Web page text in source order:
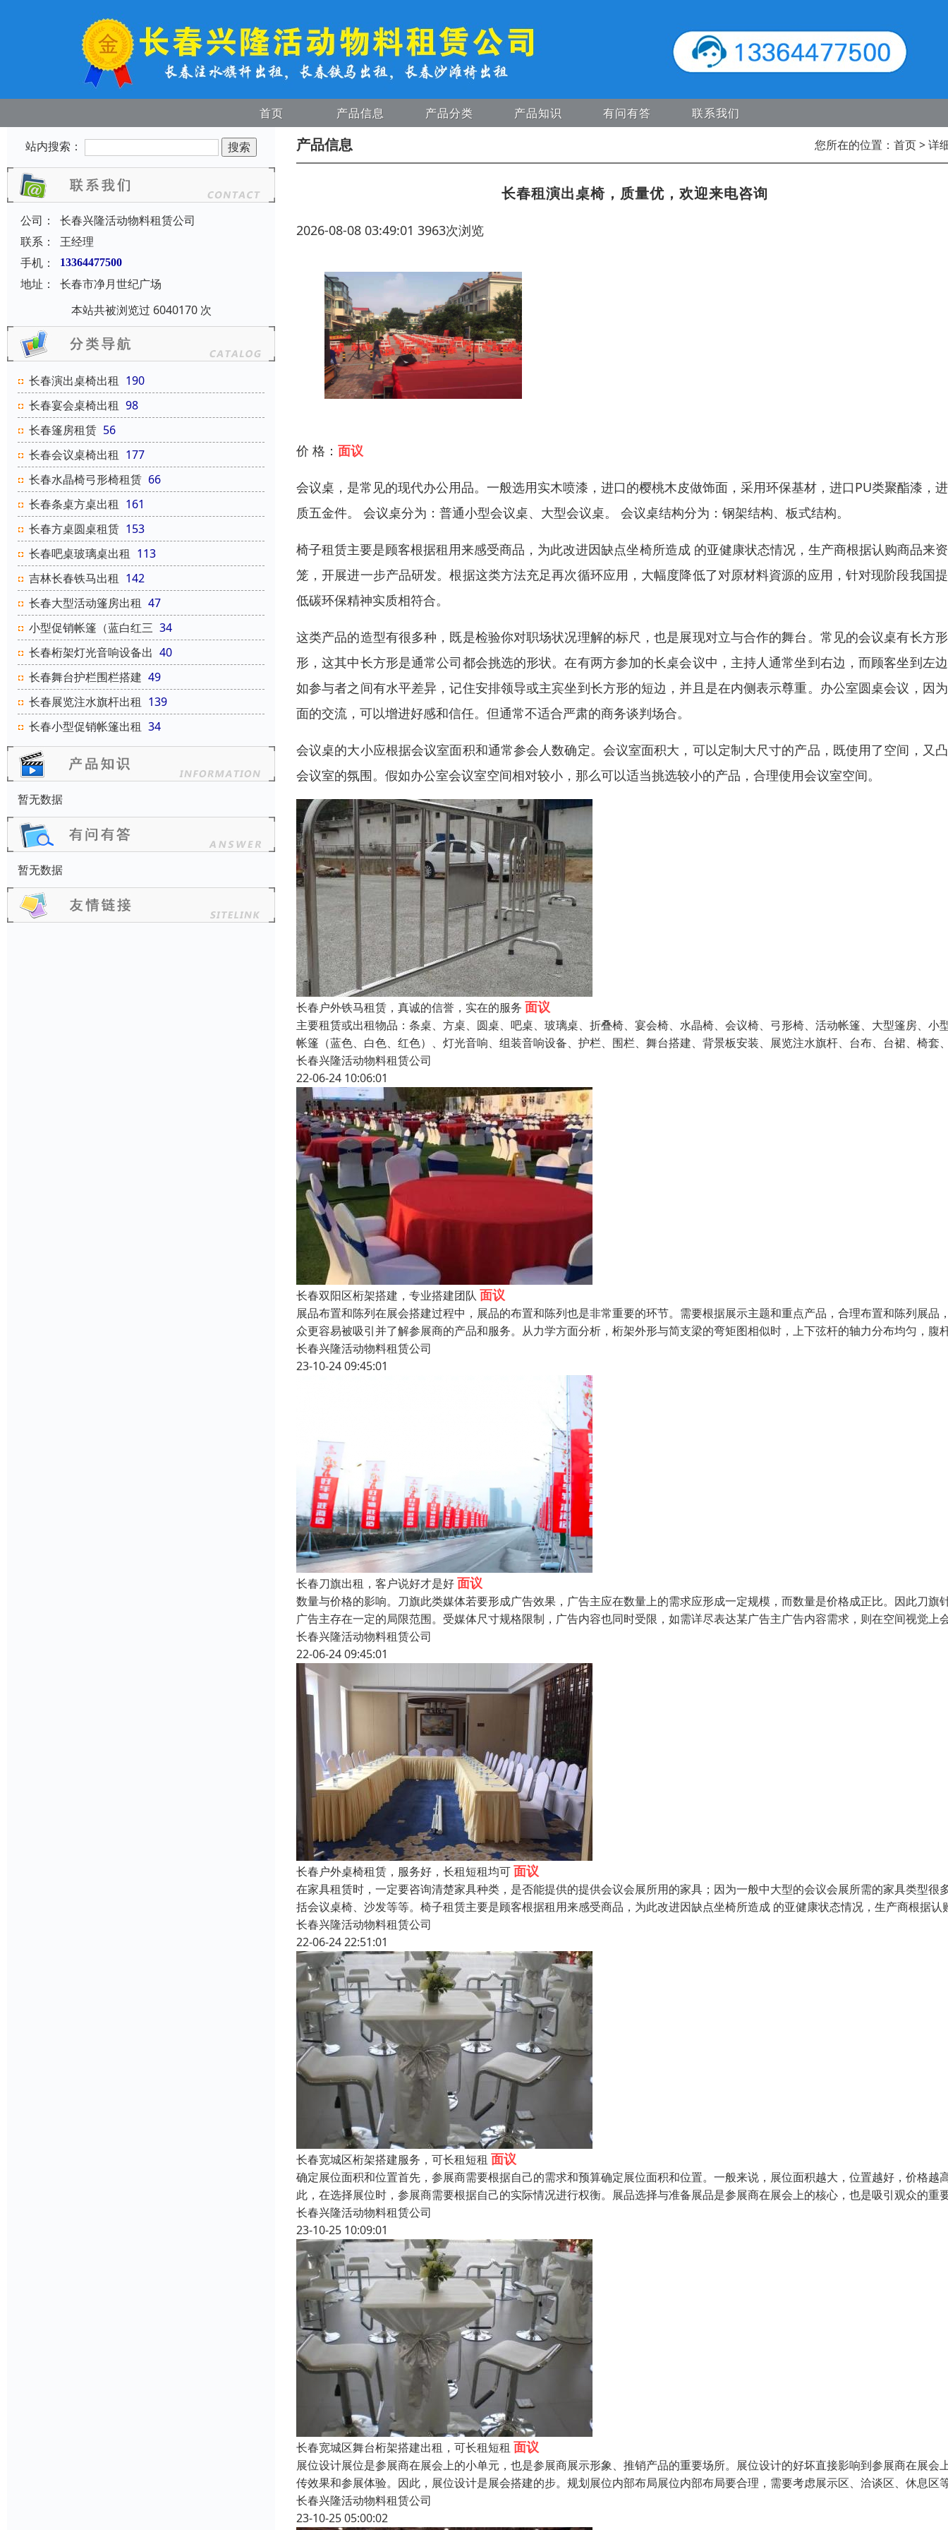
首页 产品信息 产品分类 产品知识 有问有答 联系我们
站内搜索：
公司：
长春兴隆活动物料租赁公司
联系：
王经理
手机：
13364477500
地址：
长春市净月世纪广场
本站共被浏览过 6040170 次
长春演出桌椅出租 190
长春宴会桌椅出租 98
长春篷房租赁 56
长春会议桌椅出租 177
长春水晶椅弓形椅租赁 66
长春条桌方桌出租 161
长春方桌圆桌租赁 153
长春吧桌玻璃桌出租 113
吉林长春铁马出租 142
长春大型活动篷房出租 47
小型促销帐篷（蓝白红三 34
长春桁架灯光音响设备出 40
长春舞台护栏围栏搭建 49
长春展览注水旗杆出租 139
长春小型促销帐篷出租 34
暂无数据
暂无数据
产品信息 您所在的位置： 首页> 详
长春租演出桌椅，质量优，欢迎来电咨询
2026-08-08 03:49:01 3963次浏览
价 格： 面议
会议桌，是常见的现代办公用品。一般选用实木喷漆，进口的樱桃木皮做饰面，采用环保基材，进口PU类聚酯漆，
质五金件。 会议桌分为：普通小型会议桌、大型会议桌。 会议桌结构分为：钢架结构、板式结构。
椅子租赁主要是顾客根据租用来感受商品，为此改进因缺点坐椅所造成 的亚健康状态情况，生产商根据认购商品来
笼，开展进一步产品研发。根据这类方法充足再次循环应用，大幅度降低了对原材料資源的应用，针对现阶段我国
低碳环保精神实质相符合。
这类产品的造型有很多种，既是检验你对职场状况理解的标尺，也是展现对立与合作的舞台。常见的会议桌有长方
形，这其中长方形是通常公司都会挑选的形状。在有两方参加的长桌会议中，主持人通常坐到右边，而顾客坐到左
如参与者之间有水平差异，记住安排领导或主宾坐到长方形的短边，并且是在内侧表示尊重。办公室圆桌会议，因
面的交流，可以增进好感和信任。但通常不适合严肃的商务谈判场合。
会议桌的大小应根据会议室面积和通常参会人数确定。会议室面积大，可以定制大尺寸的产品，既使用了空间，又
会议室的氛围。假如办公室会议室空间相对较小，那么可以适当挑选较小的产品，合理使用会议室空间。
长春户外铁马租赁，真诚的信誉，实在的服务 面议
主要租赁或出租物品：条桌、方桌、圆桌、吧桌、玻璃桌、折叠椅、宴会椅、水晶椅、会议椅、弓形椅、活动帐篷、大型篷房、小
帐篷（蓝色、白色、红色）、灯光音响、组装音响设备、护栏、围栏、舞台搭建、背景板安装、展览注水旗杆、台布、台裙、椅套
长春兴隆活动物料租赁公司
22-06-24 10:06:01
长春双阳区桁架搭建，专业搭建团队 面议
展品布置和陈列在展会搭建过程中，展品的布置和陈列也是非常重要的环节。需要根据展示主题和重点产品，合理布置和陈列展品
众更容易被吸引并了解参展商的产品和服务。从力学方面分析，桁架外形与简支梁的弯矩图相似时，上下弦杆的轴力分布均匀，腹
长春兴隆活动物料租赁公司
23-10-24 09:45:01
长春刀旗出租，客户说好才是好面议
数量与价格的影响。刀旗此类媒体若要形成广告效果，广告主应在数量上的需求应形成一定规模，而数量是价格成正比。因此刀旗
广告主存在一定的局限范围。受媒体尺寸规格限制，广告内容也同时受限，如需详尽表达某广告主广告内容需求，则在空间视觉上
长春兴隆活动物料租赁公司
22-06-24 09:45:01
长春户外桌椅租赁，服务好，长租短租均可面议
在家具租赁时，一定要咨询清楚家具种类，是否能提供的提供会议会展所用的家具；因为一般中大型的会议会展所需的家具类型很
括会议桌椅、沙发等等。椅子租赁主要是顾客根据租用来感受商品，为此改进因缺点坐椅所造成 的亚健康状态情况，生产商根据认
长春兴隆活动物料租赁公司
22-06-24 22:51:01
长春宽城区桁架搭建服务，可长租短租 面议
确定展位面积和位置首先，参展商需要根据自己的需求和预算确定展位面积和位置。一般来说，展位面积越大，位置越好，价格越
此，在选择展位时，参展商需要根据自己的实际情况进行权衡。展品选择与准备展品是参展商在展会上的核心，也是吸引观众的重
长春兴隆活动物料租赁公司
23-10-25 10:09:01
长春宽城区舞台桁架搭建出租，可长租短租 面议
展位设计展位是参展商在展会上的小单元，也是参展商展示形象、推销产品的重要场所。展位设计的好坏直接影响到参展商在展会
传效果和参展体验。因此，展位设计是展会搭建的步。规划展位内部布局展位内部布局要合理，需要考虑展示区、洽谈区、休息区
长春兴隆活动物料租赁公司
23-10-25 05:00:02